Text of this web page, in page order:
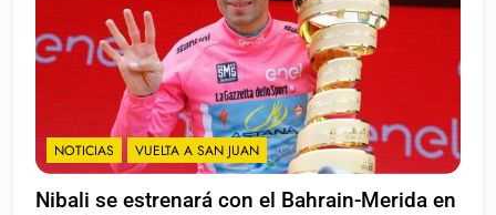
NOTICIAS VUELTA A SAN JUAN
Nibali se estrenará con el Bahrain-Merida en